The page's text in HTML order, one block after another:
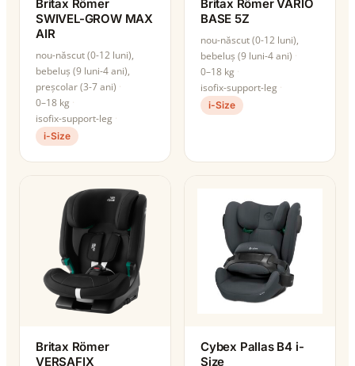
Britax Römer
SWIVEL-GROW MAX
AIR
nou-născut (0-12 luni),
bebeluș (9 luni-4 ani),
preșcolar (3-7 ani)
0–18 kg
isofix-support-leg
i-Size
Britax Römer VARIO
BASE 5Z
nou-născut (0-12 luni),
bebeluș (9 luni-4 ani)
0–18 kg
isofix-support-leg
i-Size
Britax Römer
VERSAFIX
Cybex Pallas B4 i-
Size